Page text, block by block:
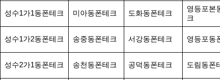
성수1가1동폰테크 미아동폰테크 도화동폰테크
영등포본
크
성수1가2동폰테크 송중동폰테크 서강동폰테크 영등포동
성수2가1동폰테크 송천동폰테크 공덕동폰테크 도림동폰